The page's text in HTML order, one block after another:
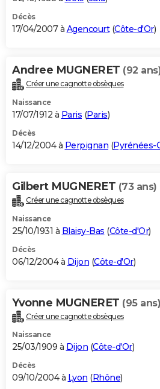
Décès
17/04/2007 à Agencourt(Côte-d'Or)
Andree MUGNERET (92
Créer une cagnotte obsèques
Naissance
17/07/1912 à Paris (Paris)
Décès
14/12/2004 à Perpignan (Pyrénées-
Gilbert MUGNERET (73 ans)
Créer une cagnotte obsèques
Naissance
25/10/1931 à Blaisy-Bas (Côte-d'Or)
Décès
06/12/2004 à Dijon (Côte-d'Or)
Yvonne MUGNERET (95 ans)
Créer une cagnotte obsèques
Naissance
25/03/1909 à Dijon (Côte-d'Or)
Décès
09/10/2004 à Lyon (Rhône)